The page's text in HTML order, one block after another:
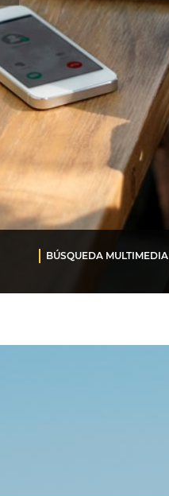
BÚSQUEDA MULTIMEDIA